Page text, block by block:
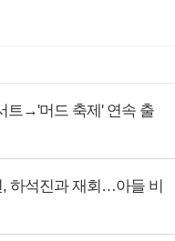
트→'머드 축제' 연속 출
, 하석진과 재회…아들 비